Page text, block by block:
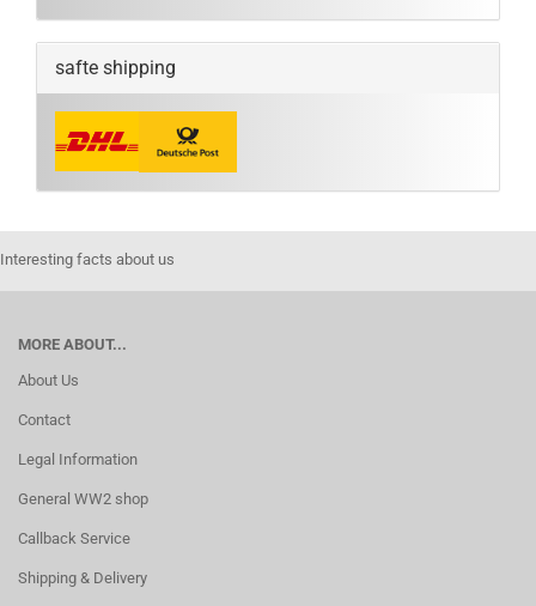
safte shipping
Interesting facts about us
MORE ABOUT...
About Us
Contact
Legal Information
General WW2 shop
Callback Service
Shipping & Delivery